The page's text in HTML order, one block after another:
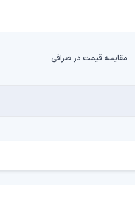
مقایسه قیمت در صرافی